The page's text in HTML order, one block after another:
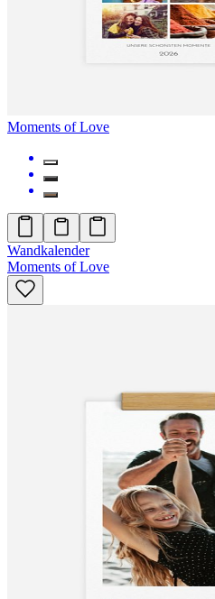
Moments of Love
Wandkalender
Moments of Love